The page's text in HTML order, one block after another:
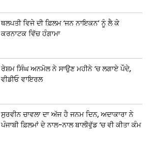
ਥਲਪਤੀ ਵਿਜੇ ਦੀ ਫ਼ਿਲਮ ‘ਜਨ ਨਾਇਕਨ’ ਨੂੰ ਲੈ ਕੇ
ਕਰਨਾਟਕ ਵਿੱਚ ਹੰਗਾਮਾ
ਰੇਸ਼ਮ ਸਿੰਘ ਅਨਮੋਲ ਨੇ ਸਾਉਣ ਮਹੀਨੇ ‘ਚ ਲਗਾਏ ਪੌਦੇ,
ਵੀਡੀਓ ਵਾਇਰਲ
ਸੁਰਵੀਨ ਚਾਵਲਾ ਦਾ ਅੱਜ ਹੈ ਜਨਮ ਦਿਨ, ਅਦਾਕਾਰਾ ਨੇ
ਪੰਜਾਬੀ ਫ਼ਿਲਮਾਂ ਦੇ ਨਾਲ-ਨਾਲ ਬਾਲੀਵੁੱਡ ‘ਚ ਵੀ ਕੀਤਾ ਕੰਮ